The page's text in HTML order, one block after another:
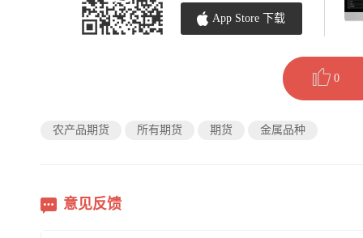
App Store 下载
0
农产品期货 所有期货 期货 金属品种
意见反馈